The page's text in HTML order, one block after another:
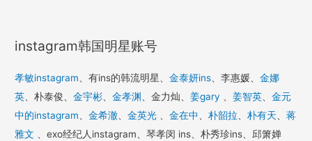
instagram韩国明星账号
孝敏instagram、有ins的韩流明星、金泰妍ins、李惠媛、金娜
英、朴泰俊、金宇彬、金孝渊、金力灿、姜gary 、姜智英、金元
中的instagram、金希澈、金英光 、金在中、朴韶拉、朴有天、蒋
雅文 、exo经纪人instagram、琴孝闵 ins、朴秀珍ins、邱箫婵